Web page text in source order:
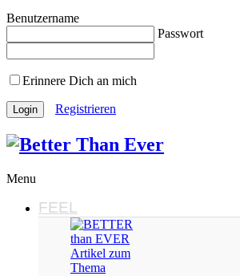
Benutzername
Passwort
Erinnere Dich an mich
Registrieren
Menu
FEEL